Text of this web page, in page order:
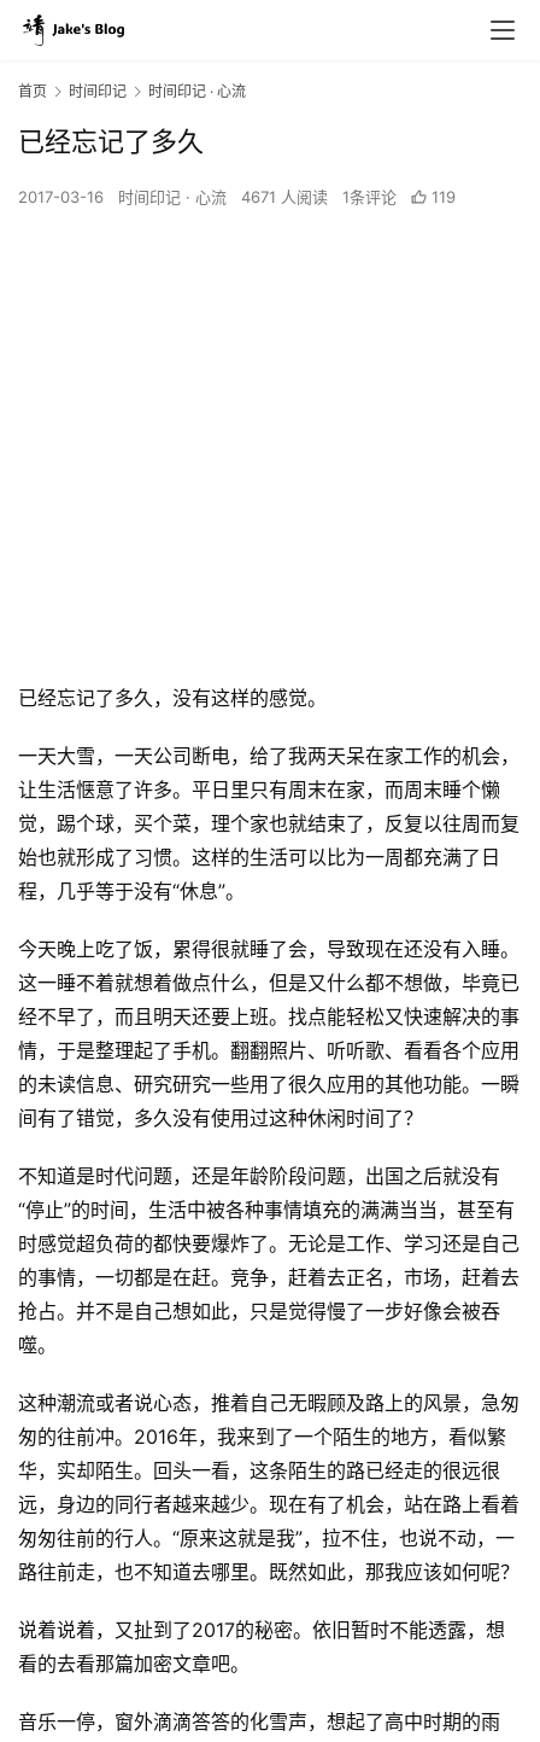
首页 时间印记 时间印记 · 心流
已经忘记了多久
2017-03-16 时间印记 · 心流 4671 人阅读 1条评论 119
已经忘记了多久，没有这样的感觉。
一天大雪，一天公司断电，给了我两天呆在家工作的机会，
让生活惬意了许多。平日里只有周末在家，而周末睡个懒
觉，踢个球，买个菜，理个家也就结束了，反复以往周而复
始也就形成了习惯。这样的生活可以比为一周都充满了日
程，几乎等于没有“休息”。
今天晚上吃了饭，累得很就睡了会，导致现在还没有入睡。
这一睡不着就想着做点什么，但是又什么都不想做，毕竟已
经不早了，而且明天还要上班。找点能轻松又快速解决的事
情，于是整理起了手机。翻翻照片、听听歌、看看各个应用
的未读信息、研究研究一些用了很久应用的其他功能。一瞬
间有了错觉，多久没有使用过这种休闲时间了？
不知道是时代问题，还是年龄阶段问题，出国之后就没有
“停止”的时间，生活中被各种事情填充的满满当当，甚至有
时感觉超负荷的都快要爆炸了。无论是工作、学习还是自己
的事情，一切都是在赶。竞争，赶着去正名，市场，赶着去
抢占。并不是自己想如此，只是觉得慢了一步好像会被吞
噬。
这种潮流或者说心态，推着自己无暇顾及路上的风景，急匆
匆的往前冲。2016年，我来到了一个陌生的地方，看似繁
华，实却陌生。回头一看，这条陌生的路已经走的很远很
远，身边的同行者越来越少。现在有了机会，站在路上看着
匆匆往前的行人。“原来这就是我”，拉不住，也说不动，一
路往前走，也不知道去哪里。既然如此，那我应该如何呢？
说着说着，又扯到了2017的秘密。依旧暂时不能透露，想
看的去看那篇加密文章吧。
音乐一停，窗外滴滴答答的化雪声，想起了高中时期的雨